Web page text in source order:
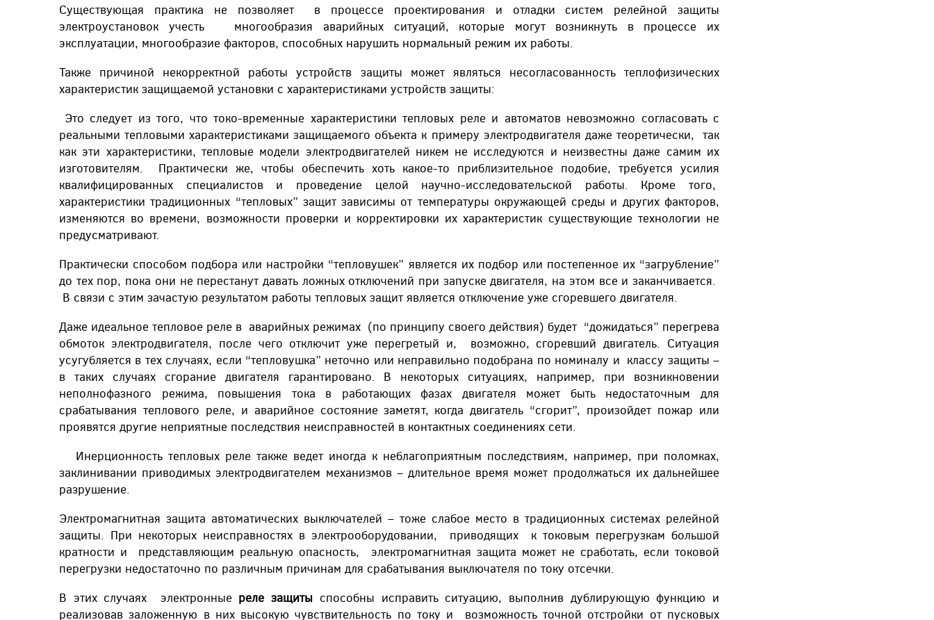
Существующая практика не позволяет в процессе проектирования и отладки систем релейной защиты
электроустановок учесть многообразия аварийных ситуаций, которые могут возникнуть в процессе их
эксплуатации, многообразие факторов, способных нарушить нормальный режим их работы.
Также причиной некорректной работы устройств защиты может являться несогласованность теплофизических
характеристик защищаемой установки с характеристиками устройств защиты:
Это следует из того, что токо-временные характеристики тепловых реле и автоматов невозможно согласовать с
реальными тепловыми характеристиками защищаемого объекта к примеру электродвигателя даже теоретически, так
как эти характеристики, тепловые модели электродвигателей никем не исследуются и неизвестны даже самим их
изготовителям. Практически же, чтобы обеспечить хоть какое-то приблизительное подобие, требуется усилия
квалифицированных специалистов и проведение целой научно-исследовательской работы. Кроме того,
характеристики традиционных “тепловых” защит зависимы от температуры окружающей среды и других факторов,
изменяются во времени, возможности проверки и корректировки их характеристик существующие технологии не
предусматривают.
Практически способом подбора или настройки “тепловушек” является их подбор или постепенное их “загрубление”
до тех пор, пока они не перестанут давать ложных отключений при запуске двигателя, на этом все и заканчивается.
В связи с этим зачастую результатом работы тепловых защит является отключение уже сгоревшего двигателя.
Даже идеальное тепловое реле в аварийных режимах (по принципу своего действия) будет “дожидаться” перегрева
обмоток электродвигателя, после чего отключит уже перегретый и, возможно, сгоревший двигатель. Ситуация
усугубляется в тех случаях, если “тепловушка” неточно или неправильно подобрана по номиналу и классу защиты –
в таких случаях сгорание двигателя гарантировано. В некоторых ситуациях, например, при возникновении
неполнофазного режима, повышения тока в работающих фазах двигателя может быть недостаточным для
срабатывания теплового реле, и аварийное состояние заметят, когда двигатель “сгорит”, произойдет пожар или
проявятся другие неприятные последствия неисправностей в контактных соединениях сети.
Инерционность тепловых реле также ведет иногда к неблагоприятным последствиям, например, при поломках,
заклинивании приводимых электродвигателем механизмов – длительное время может продолжаться их дальнейшее
разрушение.
Электромагнитная защита автоматических выключателей – тоже слабое место в традиционных системах релейной
защиты. При некоторых неисправностях в электрооборудовании, приводящих к токовым перегрузкам большой
кратности и представляющим реальную опасность, электромагнитная защита может не сработать, если токовой
перегрузки недостаточно по различным причинам для срабатывания выключателя по току отсечки.
В этих случаях электронные реле защиты способны исправить ситуацию, выполнив дублирующую функцию и
реализовав заложенную в них высокую чувствительность по току и возможность точной отстройки от пусковых